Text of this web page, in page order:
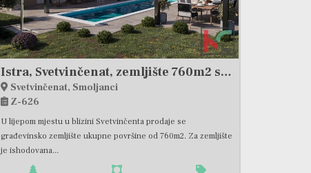
Istra, Svetvinčenat, zemljište 760m2 sa građevinskom dozvolom i projektom, #prodaja
Svetvinčenat, Smoljanci
Z-626
U lijepom mjestu u blizini Svetvinčenta prodaje se
građevinsko zemljište ukupne površine od 760m2. Za zemljište
je ishodovana...